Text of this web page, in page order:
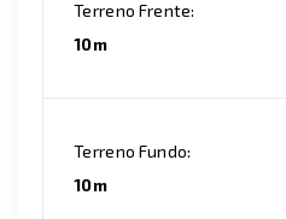
Terreno Frente:
10m
Terreno Fundo:
10m